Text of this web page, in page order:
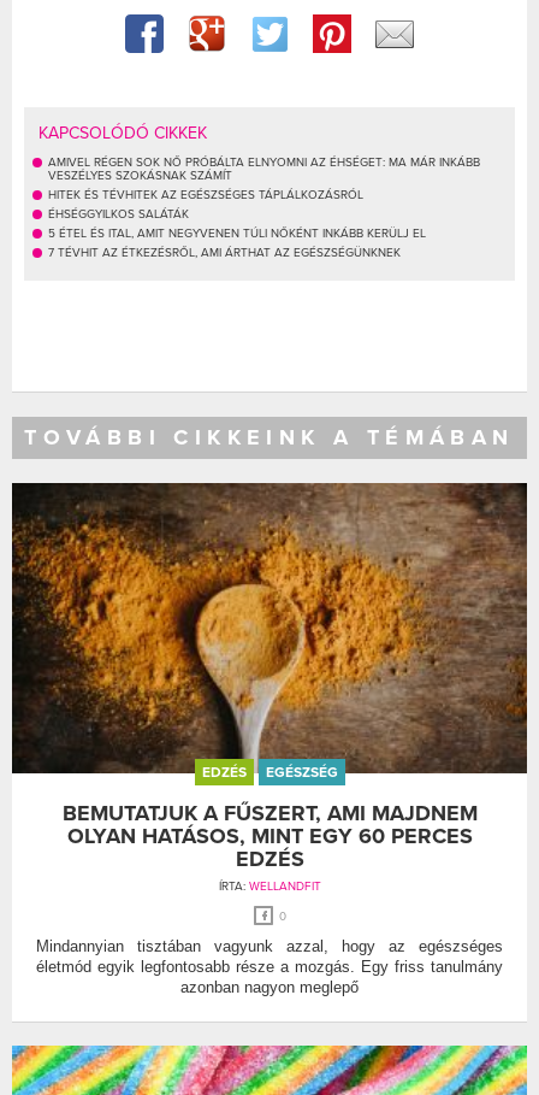
KAPCSOLÓDÓ CIKKEK
AMIVEL RÉGEN SOK NŐ PRÓBÁLTA ELNYOMNI AZ ÉHSÉGET: MA MÁR INKÁBB
VESZÉLYES SZOKÁSNAK SZÁMÍT
HITEK ÉS TÉVHITEK AZ EGÉSZSÉGES TÁPLÁLKOZÁSRÓL
ÉHSÉGGYILKOS SALÁTÁK
5 ÉTEL ÉS ITAL, AMIT NEGYVENEN TÚLI NŐKÉNT INKÁBB KERÜLJ EL
7 TÉVHIT AZ ÉTKEZÉSRŐL, AMI ÁRTHAT AZ EGÉSZSÉGÜNKNEK
TOVÁBBI CIKKEINK A TÉMÁBAN
EDZÉS EGÉSZSÉG
BEMUTATJUK A FŰSZERT, AMI MAJDNEM
OLYAN HATÁSOS, MINT EGY 60 PERCES
EDZÉS
ÍRTA: WELLANDFIT
0
Mindannyian tisztában vagyunk azzal, hogy az egészséges
életmód egyik legfontosabb része a mozgás. Egy friss tanulmány
azonban nagyon meglepő